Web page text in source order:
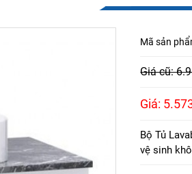
Mã sản
Giá cũ:
Giá:
Bộ Tủ
vệ sinh